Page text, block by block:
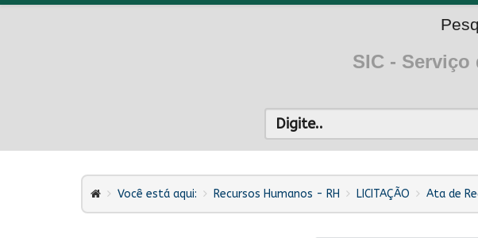
SIC -
Você está aqui: Recursos Humanos - RH LICITAÇÃO Ata de